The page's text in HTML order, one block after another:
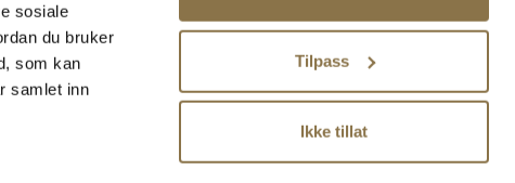
sosiale
du bruker
som kan
samlet inn
Tilpass
Ikke tillat